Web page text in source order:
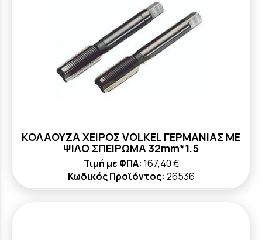
ΚΟΛΑΟΥΖΑ ΧΕΙΡΟΣ VOLKEL ΓΕΡΜΑΝΙΑΣ ΜΕ
ΨΙΛΟ ΣΠΕΙΡΩΜΑ 32mm*1.5
Τιμή με ΦΠΑ: 167,40 €
Κωδικός Προϊόντος: 26536